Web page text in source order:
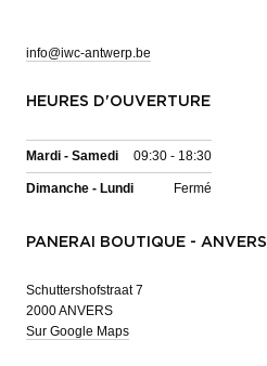
info@iwc-antwerp.be
HEURES D'OUVERTURE
Mardi - Samedi 09:30 - 18:30
Dimanche - Lundi Fermé
PANERAI BOUTIQUE - ANVERS
Schuttershofstraat 7
2000 ANVERS
Sur Google Maps